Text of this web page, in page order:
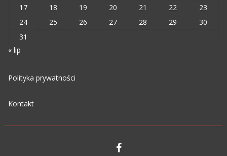
17
18 19 20 21 22
23
24
25 26 27 28 29
30
31
« lip
Polityka prywatności
Kontakt